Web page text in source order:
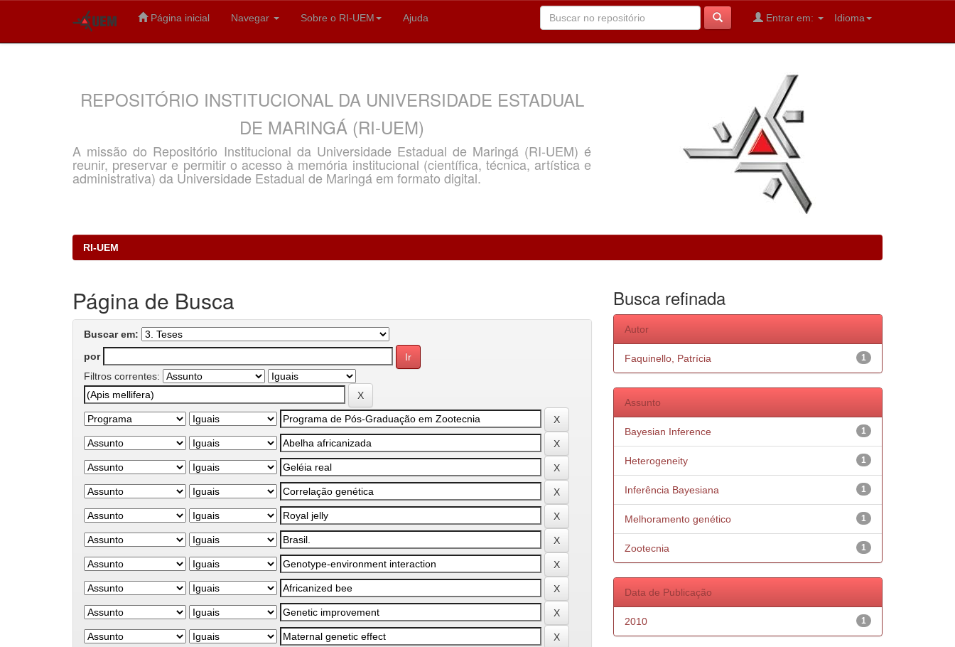
Página inicial Navegar Sobre o RI-UEM Ajuda Idioma
Entrar em:
REPOSITÓRIO INSTITUCIONAL DA UNIVERSIDADE ESTADUAL
DE MARINGÁ (RI-UEM)
A missão do Repositório Institucional da Universidade Estadual de Maringá (RI-UEM) é
reunir, preservar e permitir o acesso à memória institucional (científica, técnica, artística e
administrativa) da Universidade Estadual de Maringá em formato digital.
RI-UEM
Página de Busca
Buscar em:
por
Filtros correntes:
Busca refinada
Autor
1
Faquinello, Patrícia
Assunto
1
Bayesian Inference
1
Heterogeneity
1
Inferência Bayesiana
1
Melhoramento genético
1
Zootecnia
Data de Publicação
1
2010